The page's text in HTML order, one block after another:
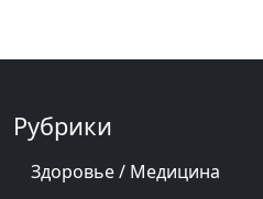
Рубрики
Здоровье / Медицина